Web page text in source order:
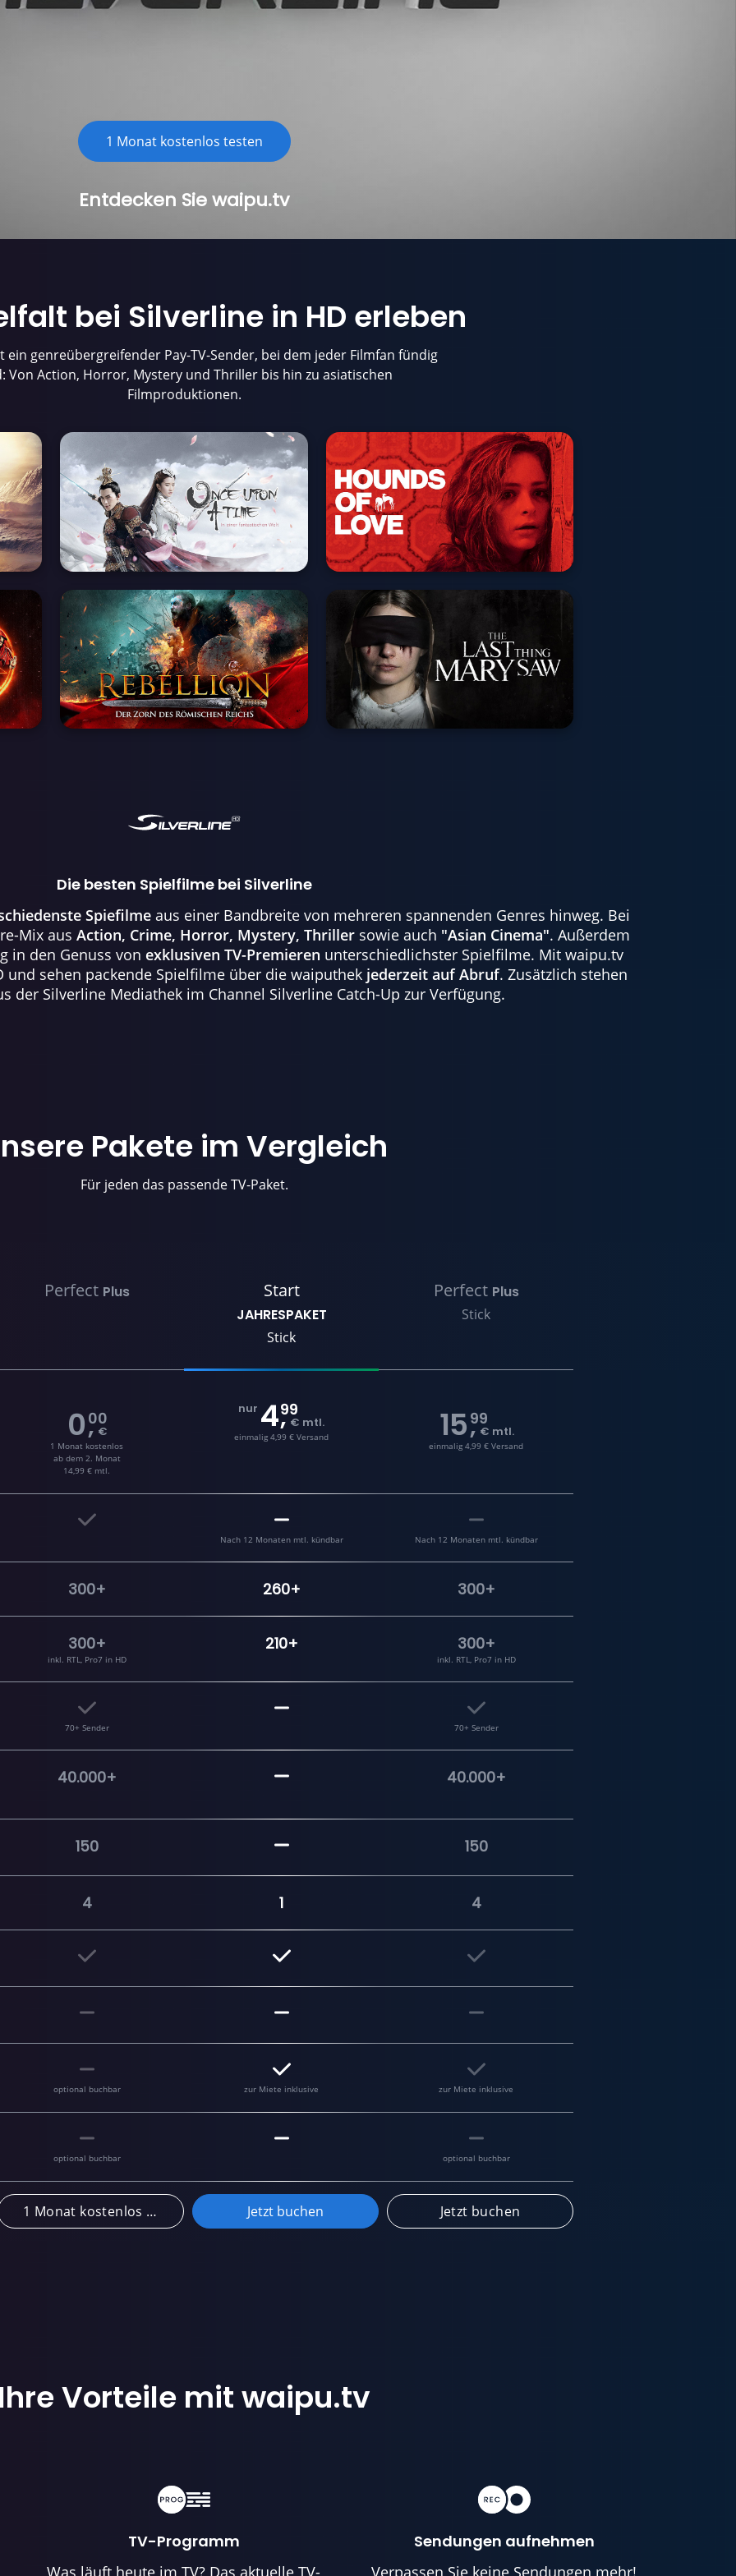
Chromecast
1 Monat kostenlos testen
Entdecken Sie waipu.tv
bei Silverline in HD erleben
ein genreübergreifender Pay-TV-Sender, bei dem jeder Filmfan fündig
Von Action, Horror, Mystery und Thriller bis hin zu asiatischen
Filmproduktionen.
Die besten Spielfilme bei Silverline
Spiefilme aus einer Bandbreite von mehreren spannenden Genres hinweg. Bei
Mix aus Action, Crime, Horror, Mystery, Thriller sowie auch "Asian Cinema". Außerdem
in den Genuss von exklusiven TV-Premieren unterschiedlichster Spielfilme. Mit waipu.tv
sehen packende Spielfilme über die waiputhek jederzeit auf Abruf. Zusätzlich stehen
der Silverline Mediathek im Channel Silverline Catch-Up zur Verfügung.
Pakete im Vergleich
Für jeden das passende TV-Paket.
Perfect Plus Start
JAHRESPAKET
Stick
Perfect Plus
Stick
0,
00
€
1 Monat kostenlos
ab dem 2. Monat
14,99 € mtl.
nur 4,
99
€ mtl.
einmalig 4,99 € Versand 15,
99
€ mtl.
einmalig 4,99 € Versand
Nach 12 Monaten mtl. kündbar Nach 12 Monaten mtl. kündbar
300+ 260+ 300+
300+
inkl. RTL, Pro7 in HD
210+ 300+
inkl. RTL, Pro7 in HD
70+ Sender 70+ Sender
40.000+ 40.000+
150 150
4 1 4
optional buchbar zur Miete inklusive zur Miete inklusive
optional buchbar optional buchbar
1 Monat kostenlos testen Jetzt buchen Jetzt buchen
Vorteile mit waipu.tv
TV-Programm
Was läuft heute im TV? Das aktuelle TV-
Sendungen aufnehmen
Verpassen Sie keine Sendungen mehr!